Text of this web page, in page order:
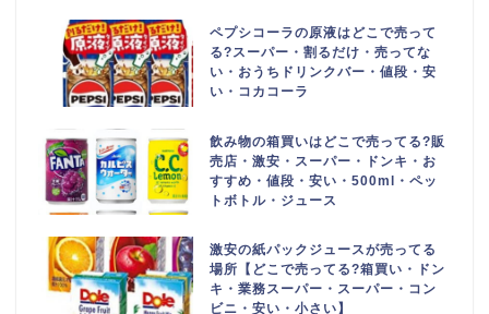
ペプシコーラの原液はどこで売って
る?スーパー・割るだけ・売ってな
い・おうちドリンクバー・値段・安
い・コカコーラ
飲み物の箱買いはどこで売ってる?販
売店・激安・スーパー・ドンキ・お
すすめ・値段・安い・500ml・ペッ
トボトル・ジュース
激安の紙パックジュースが売ってる
場所【どこで売ってる?箱買い・ドン
キ・業務スーパー・スーパー・コン
ビニ・安い・小さい】